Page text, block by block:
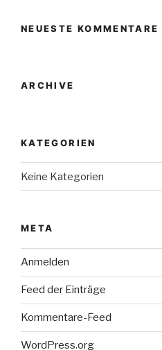
NEUESTE KOMMENTARE
ARCHIVE
KATEGORIEN
Keine Kategorien
META
Anmelden
Feed der Einträge
Kommentare-Feed
WordPress.org